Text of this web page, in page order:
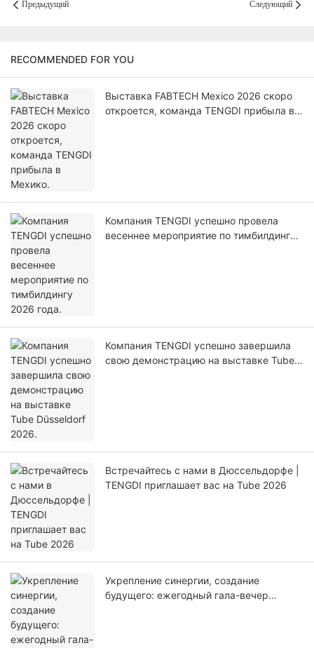
Предыдущий Следующий
RECOMMENDED FOR YOU
Выставка FABTECH Mexico 2026 скоро
откроется, команда TENGDI прибыла в
Компания TENGDI успешно провела
весеннее мероприятие по тимбилдингу
Компания TENGDI успешно завершила
свою демонстрацию на выставке Tube
Встречайтесь с нами в Дюссельдорфе |
TENGDI приглашает вас на Tube 2026
Укрепление синергии, создание
будущего: ежегодный гала-вечер